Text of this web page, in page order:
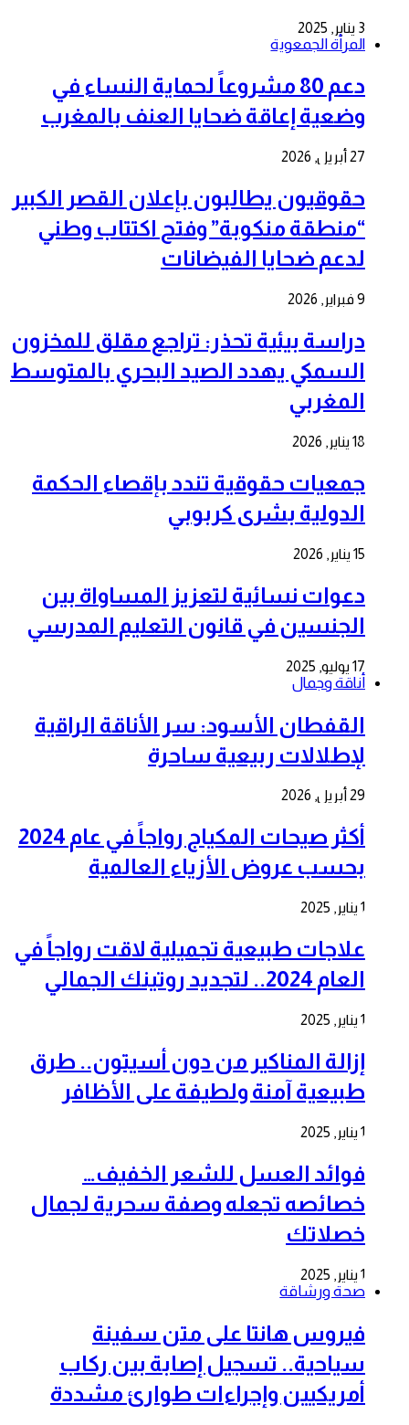
3 يناير, 2025
المرأة الجمعوية
دعم 80 مشروعاً لحماية النساء في
وضعية إعاقة ضحايا العنف بالمغرب
27 أبريل, 2026
حقوقيون يطالبون بإعلان القصر الكبير
“منطقة منكوبة” وفتح اكتتاب وطني
لدعم ضحايا الفيضانات
9 فبراير, 2026
دراسة بيئية تحذر: تراجع مقلق للمخزون
السمكي يهدد الصيد البحري بالمتوسط
المغربي
18 يناير, 2026
جمعيات حقوقية تندد بإقصاء الحكمة
الدولية بشرى كربوبي
15 يناير, 2026
دعوات نسائية لتعزيز المساواة بين
الجنسين في قانون التعليم المدرسي
17 يوليو, 2025
أناقة وجمال
القفطان الأسود: سر الأناقة الراقية
لإطلالات ربيعية ساحرة
29 أبريل, 2026
أكثر صيحات المكياج رواجاً في عام 2024
بحسب عروض الأزياء العالمية
1 يناير, 2025
علاجات طبيعية تجميلية لاقت رواجاً في
العام 2024.. لتجديد روتينك الجمالي
1 يناير, 2025
إزالة المناكير من دون أسيتون.. طرق
طبيعية آمنة ولطيفة على الأظافر
1 يناير, 2025
فوائد العسل للشعر الخفيف…
خصائصه تجعله وصفة سحرية لجمال
خصلاتك
1 يناير, 2025
صحة ورشاقة
فيروس هانتا على متن سفينة
سياحية.. تسجيل إصابة بين ركاب
أمريكيين وإجراءات طوارئ مشددة